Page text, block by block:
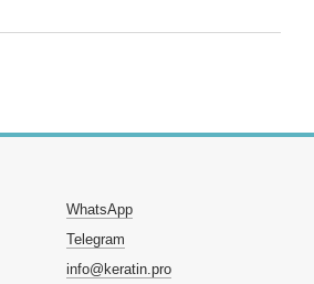
WhatsApp
Telegram
info@keratin.pro